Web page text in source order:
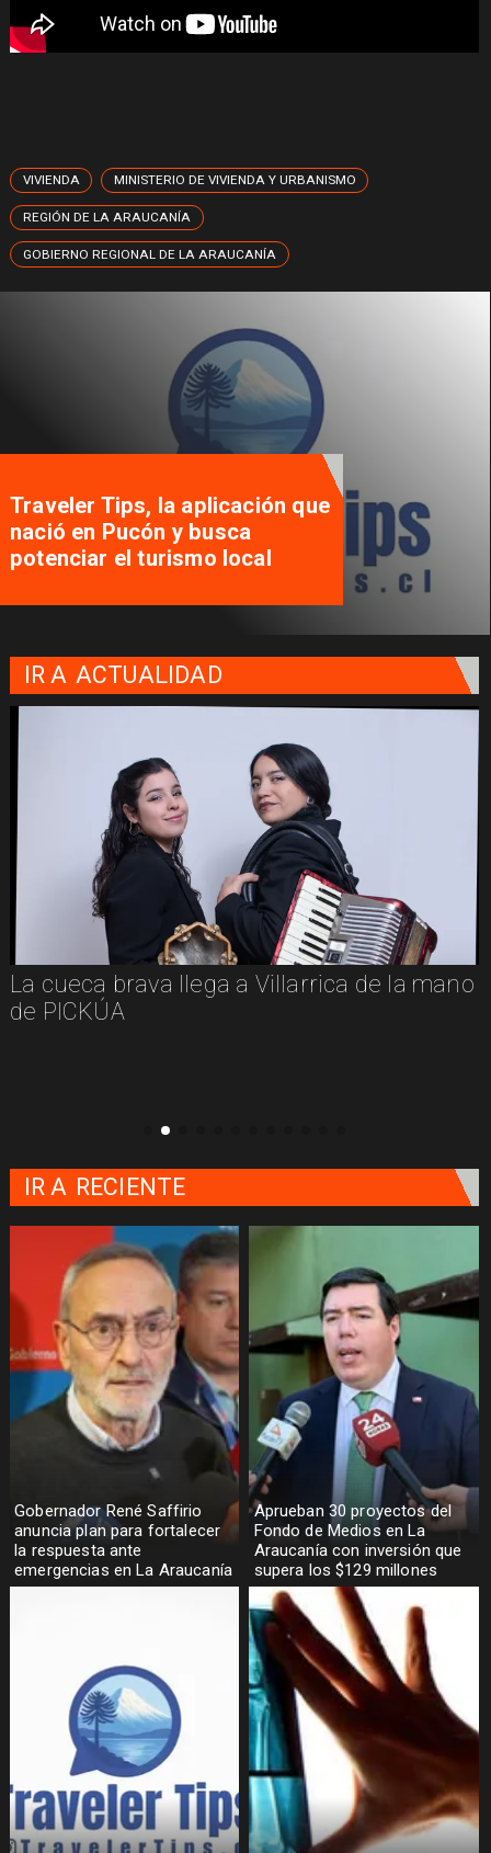
VIVIENDA MINISTERIO DE VIVIENDA Y URBANISMO
REGIÓN DE LA ARAUCANÍA
GOBIERNO REGIONAL DE LA ARAUCANÍA
Traveler Tips, la aplicación que
nació en Pucón y busca
potenciar el turismo local
IR A ACTUALIDAD
La cueca brava llega a Villarrica de la mano
de PICKÚA
Gobernador René Saffirio
anuncia plan para fortalecer
la respuesta ante
emergencias en La Araucanía
Aprueban 30 proyectos del
Fondo de Medios en La
Araucanía con inversión que
supera los $129 millones
IR A RECIENTE